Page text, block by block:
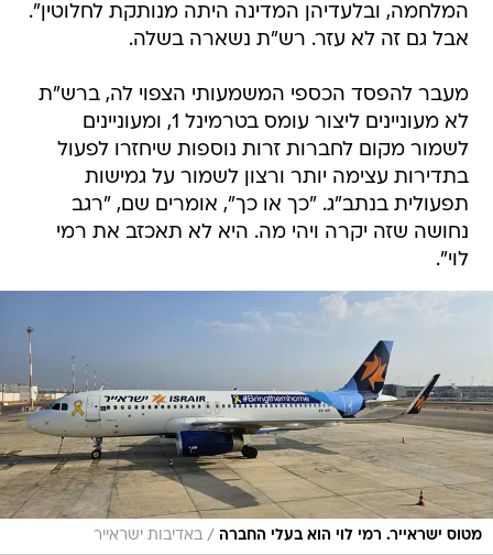
המלחמה, ובלעדיהן המדינה היתה מנותקת לחלוטין".
אבל גם זה לא עזר. רש"ת נשארה בשלה.
מעבר להפסד הכספי המשמעותי הצפוי לה, ברש"ת
לא מעוניינים ליצור עומס בטרמינל 1, ומעוניינים
לשמור מקום לחברות זרות נוספות שיחזרו לפעול
בתדירות עצימה יותר ורצון לשמור על גמישות
תפעולית בנתב"ג. "כך או כך", אומרים שם, "רגב
נחושה שזה יקרה ויהי מה. היא לא תאכזב את רמי
לוי".
מטוס ישראייר. רמי לוי הוא בעלי החברה / באדיבות ישראייר